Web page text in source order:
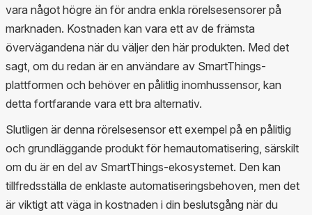
vara något högre än för andra enkla rörelsesensorer på
marknaden. Kostnaden kan vara ett av de främsta
övervägandena när du väljer den här produkten. Med det
sagt, om du redan är en användare av SmartThings-
plattformen och behöver en pålitlig inomhussensor, kan
detta fortfarande vara ett bra alternativ.
Slutligen är denna rörelsesensor ett exempel på en pålitlig
och grundläggande produkt för hemautomatisering, särskilt
om du är en del av SmartThings-ekosystemet. Den kan
tillfredsställa de enklaste automatiseringsbehoven, men det
är viktigt att väga in kostnaden i din beslutsgång när du